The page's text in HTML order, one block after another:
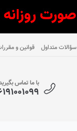
سؤالات متداول قوانین و
با ما تماس